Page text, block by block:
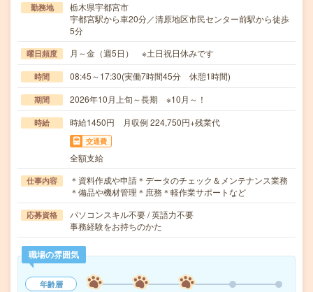
勤務地
栃木県宇都宮市
宇都宮駅から車20分／清原地区市民センター前駅から徒歩
5分
曜日頻度 月～金（週5日） ※土日祝日休みです
時間 08:45～17:30(実働7時間45分 休憩1時間)
期間 2026年10月上旬～長期 ※10月～！
時給 時給1450円 月収例 224,750円+残業代
交通費
全額支給
仕事内容
＊資料作成や申請＊データのチェック＆メンテナンス業務
＊備品や機材管理＊庶務＊軽作業サポートなど
応募資格
パソコンスキル不要 / 英語力不要
事務経験をお持ちのかた
職場の雰囲気
年齢層